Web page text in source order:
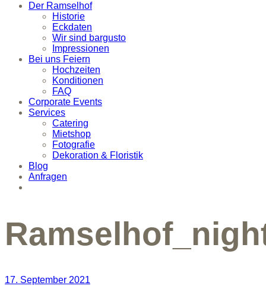
Der Ramselhof
Historie
Eckdaten
Wir sind bargusto
Impressionen
Bei uns Feiern
Hochzeiten
Konditionen
FAQ
Corporate Events
Services
Catering
Mietshop
Fotografie
Dekoration & Floristik
Blog
Anfragen
17. September 2021